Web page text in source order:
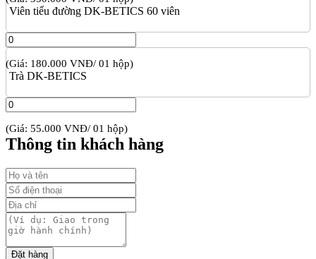
Viên tiểu đường DK-BETICS 60 viên
(Giá: 180.000 VNĐ/ 01 hộp)
Trà DK-BETICS
(Giá: 55.000 VNĐ/ 01 hộp)
Thông tin khách hàng